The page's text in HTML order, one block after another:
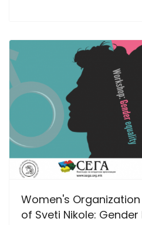
Women's
of Sveti Nikole: